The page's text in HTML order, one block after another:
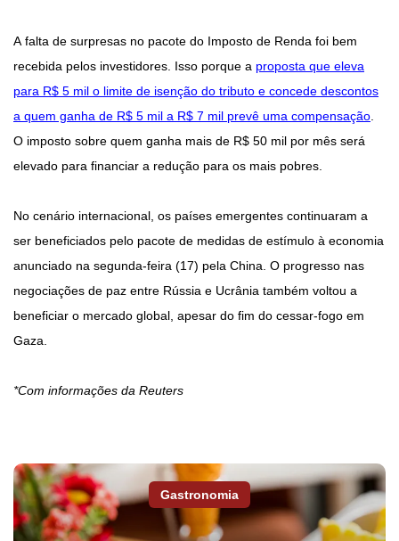
A falta de surpresas no pacote do Imposto de Renda foi bem
recebida pelos investidores. Isso porque a proposta que eleva
para R$ 5 mil o limite de isenção do tributo e concede descontos
a quem ganha de R$ 5 mil a R$ 7 mil prevê uma compensação.
O imposto sobre quem ganha mais de R$ 50 mil por mês será
elevado para financiar a redução para os mais pobres.
No cenário internacional, os países emergentes continuaram a
ser beneficiados pelo pacote de medidas de estímulo à economia
anunciado na segunda-feira (17) pela China. O progresso nas
negociações de paz entre Rússia e Ucrânia também voltou a
beneficiar o mercado global, apesar do fim do cessar-fogo em
Gaza.
*Com informações da Reuters
Gastronomia